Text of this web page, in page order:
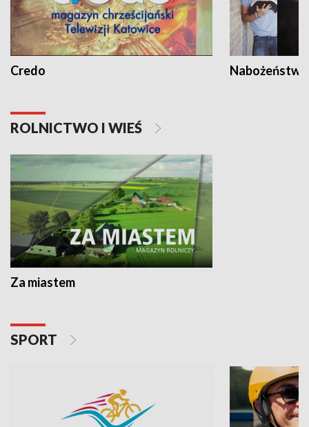
Credo
ROLNICTWO I WIEŚ
Za miastem
SPORT